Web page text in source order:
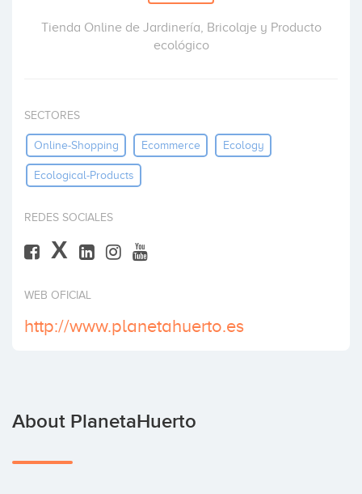
Tienda Online de Jardinería, Bricolaje y Producto
ecológico
SECTORES
Online-Shopping Ecommerce Ecology
Ecological-Products
REDES SOCIALES
X
WEB OFICIAL
http://www.planetahuerto.es
About PlanetaHuerto